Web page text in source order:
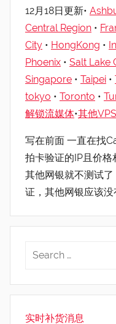
12月18日更新•
Central Region •
City • HongKong •
Phoenix • Salt Lake
Singapore • Taipei •
tokyo • Toronto •
解锁流媒体•其他VPS
写在前面 一直在找
拍卡验证的IP且价格
其他网银就不测试
证，其他网银应该
实时补货消息